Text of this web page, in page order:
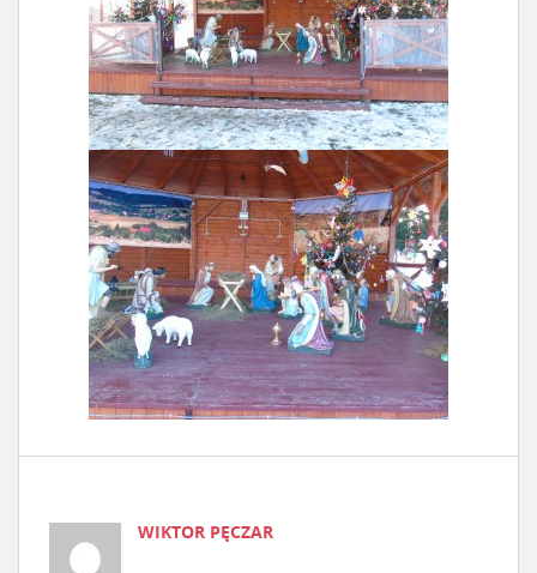
WIKTOR PĘCZAR